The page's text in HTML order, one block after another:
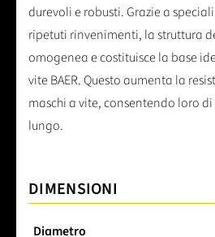
durevoli e robusti. Grazie a
ripetuti rinvenimenti, la struttura
omogenea e costituisce la base
vite BAER. Questo aumenta la
maschi a vite, consentendo loro
lungo.
DIMENSIONI
Diametro